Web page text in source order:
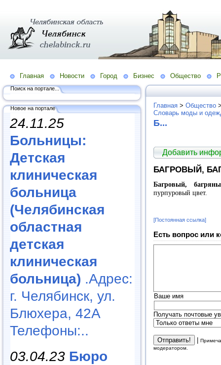
Главная Новости Город Бизнес Общество
Поиск на портале...
Новое на портале
24.11.25
Больницы:
Детская
клиническая
больница
(Челябинская
областная
детская
клиническая
больница) .Адрес:
г. Челябинск, ул.
Блюхера, 42А
Телефоны:..
03.04.23 Бюро
Главная > Общество
Словарь моды и
Б...
Добавить
БАГРОВЫЙ,
Багровый,
пурпуровый цвет.
[Постоянная ссылка]
Есть вопрос или
Ваше имя
Получать почтовые
модератором.